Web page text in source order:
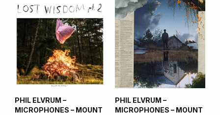
PHIL ELVRUM –
MICROPHONES – MOUNT
PHIL ELVRUM –
MICROPHONES – MOUNT